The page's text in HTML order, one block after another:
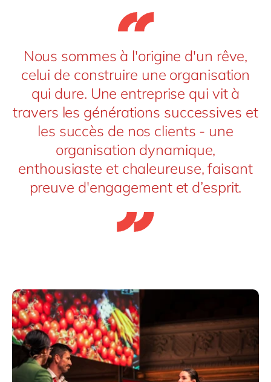
Nous sommes à l'origine d'un rêve,
celui de construire une organisation
qui dure. Une entreprise qui vit à
travers les générations successives et
les succès de nos clients - une
organisation dynamique,
enthousiaste et chaleureuse, faisant
preuve d'engagement et d’esprit.